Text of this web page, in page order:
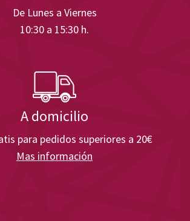
De Lunes a Viernes
10:30 a 15:30 h.
A domicilio
para pedidos superiores a 20€
Mas información